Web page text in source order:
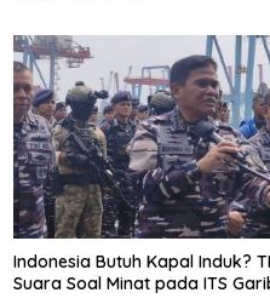
Indonesia Butuh Kapal Induk?
Suara Soal Minat pada ITS